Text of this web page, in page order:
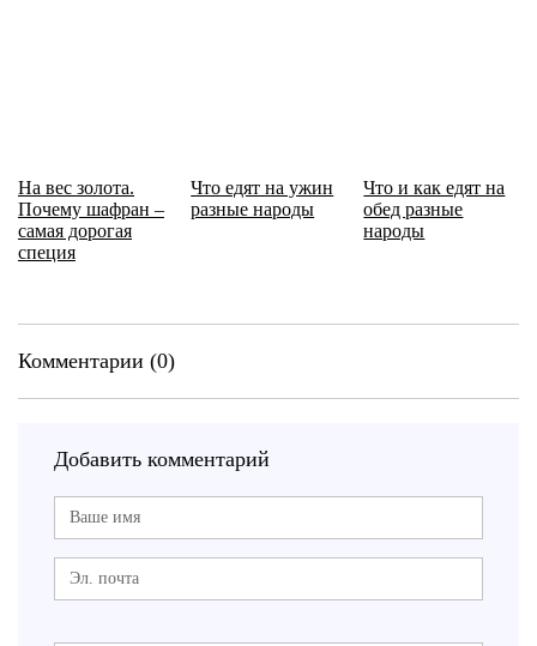
На вес золота.
Почему шафран –
самая дорогая
специя
Что едят на ужин
разные народы
Что и как едят на
обед разные
народы
Комментарии (0)
Добавить комментарий